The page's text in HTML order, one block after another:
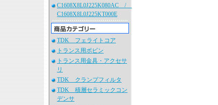
C1608X8L0J225K080AC /
C1608X8L0J225KT000E
TDK フェライトコア
トランス用ボビン
トランス用金具・アクセサ
リ
TDK クランプフィルタ
TDK 積層セラミックコン
デンサ